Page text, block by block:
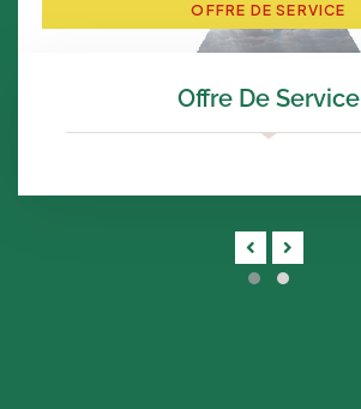
OFFRE DE SERVICE
Offre De Service